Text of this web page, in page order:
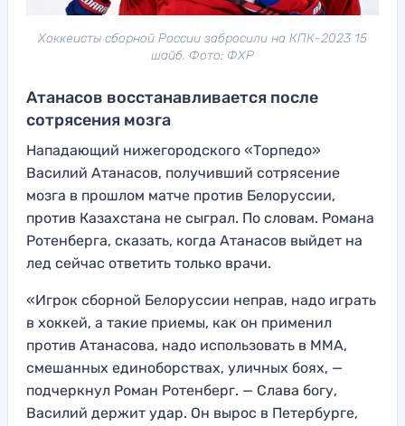
Хоккеисты сборной России забросили на КПК-2023 15
шайб. Фото: ФХР
Атанасов восстанавливается после
сотрясения мозга
Нападающий нижегородского «Торпедо»
Василий Атанасов, получивший сотрясение
мозга в прошлом матче против Белоруссии,
против Казахстана не сыграл. По словам. Романа
Ротенберга, сказать, когда Атанасов выйдет на
лед сейчас ответить только врачи.
«Игрок сборной Белоруссии неправ, надо играть
в хоккей, а такие приемы, как он применил
против Атанасова, надо использовать в ММА,
смешанных единоборствах, уличных боях, —
подчеркнул Роман Ротенберг. — Слава богу,
Василий держит удар. Он вырос в Петербурге,